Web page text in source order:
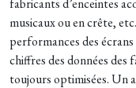
fabricants d’enceintes
musicaux ou en crête,
performances des
chiffres des données des
toujours optimisées. Un